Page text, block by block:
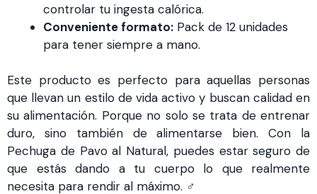
controlar tu ingesta calórica.
Conveniente formato: Pack de 12 unidades
para tener siempre a mano.
Este producto es perfecto para aquellas personas
que llevan un estilo de vida activo y buscan calidad en
su alimentación. Porque no solo se trata de entrenar
duro, sino también de alimentarse bien. Con la
Pechuga de Pavo al Natural, puedes estar seguro de
que estás dando a tu cuerpo lo que realmente
necesita para rendir al máximo. ️‍♂️